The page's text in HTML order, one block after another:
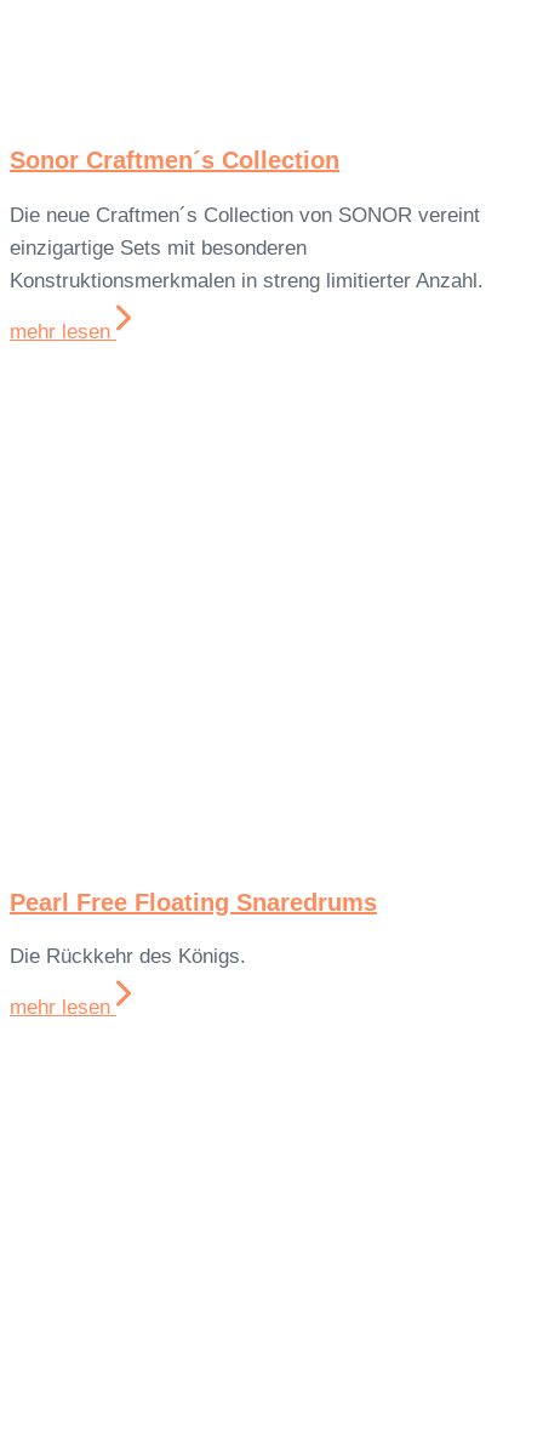
Sonor Craftmen´s Collection
Die neue Craftmen´s Collection von SONOR vereint
einzigartige Sets mit besonderen
Konstruktionsmerkmalen in streng limitierter Anzahl.
mehr lesen
Pearl Free Floating Snaredrums
Die Rückkehr des Königs.
mehr lesen